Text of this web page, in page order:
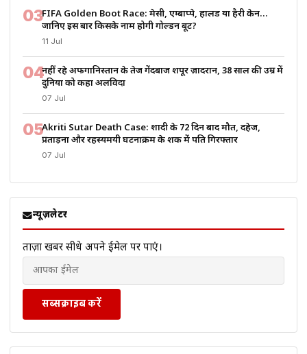
03FIFA Golden Boot Race: मेसी, एम्बाप्पे, हालैंड या हैरी केन…
जानिए इस बार किसके नाम होगी गोल्डन बूट?
11 Jul
04नहीं रहे अफगानिस्तान के तेज गेंदबाज शपूर ज़ादरान, 38 साल की उम्र में
दुनिया को कहा अलविदा
07 Jul
05Akriti Sutar Death Case: शादी के 72 दिन बाद मौत, दहेज,
प्रताड़ना और रहस्यमयी घटनाक्रम के शक में पति गिरफ्तार
07 Jul
न्यूज़लेटर
ताज़ा खबरें सीधे अपने ईमेल पर पाएं।
सब्सक्राइब करें